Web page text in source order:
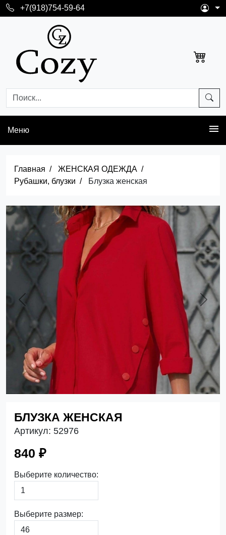
+7(918)754-59-64
Меню
Главная
ЖЕНСКАЯ ОДЕЖДА
Рубашки, блузки
Блузка женская
Previous Next
БЛУЗКА ЖЕНСКАЯ
Артикул: 52976
840 ₽
Выберите количество:
Выберите размер: